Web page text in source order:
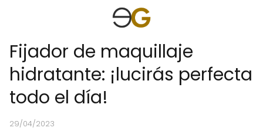
Fijador de maquillaje
hidratante: ¡lucirás perfecta
todo el día!
29/04/2023